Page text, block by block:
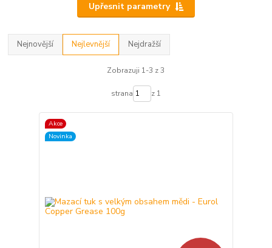
Upřesnit parametry
Nejnovější Nejlevnější Nejdražší
Zobrazuji 1-3 z 3
strana z 1
Akce
Novinka